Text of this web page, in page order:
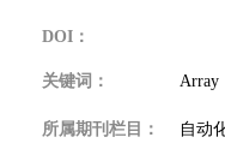
DOI：
关键词： Array
所属期刊栏目： 自动